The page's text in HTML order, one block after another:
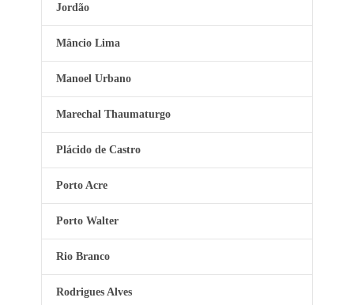
Jordão
Mâncio Lima
Manoel Urbano
Marechal Thaumaturgo
Plácido de Castro
Porto Acre
Porto Walter
Rio Branco
Rodrigues Alves